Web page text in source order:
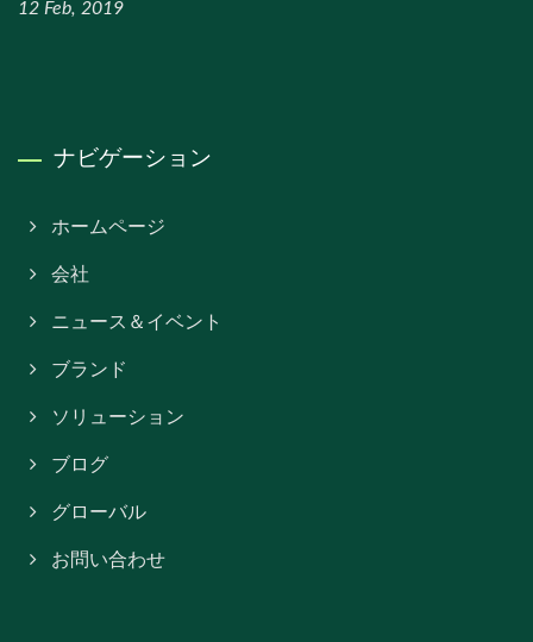
12 Feb, 2019
ナビゲーション
ホームページ
会社
ニュース＆イベント
ブランド
ソリューション
ブログ
グローバル
お問い合わせ